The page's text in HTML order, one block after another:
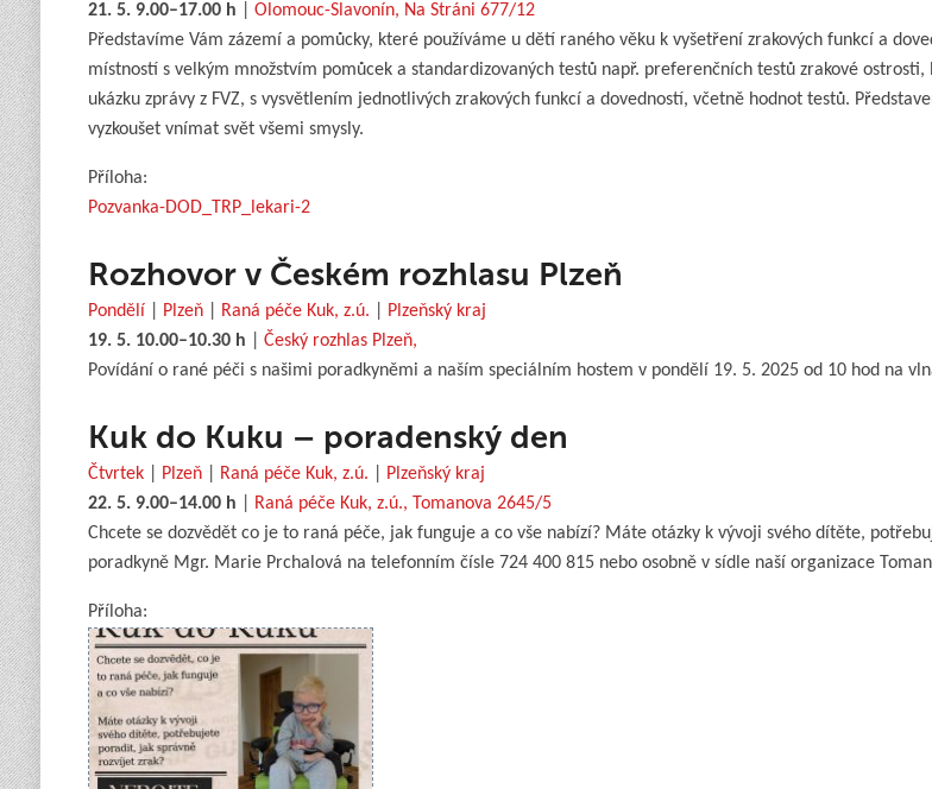
21. 5. 9.00–17.00 h
Olomouc-Slavonín, Na Stráni 677/12
Představíme Vám zázemí a pomůcky, které používáme u dětí raného věku k vyšetření zrakových funkcí a
místností s velkým množstvím pomůcek a standardizovaných testů např. preferenčních testů zrakové
ukázku zprávy z FVZ, s vysvětlením jednotlivých zrakových funkcí a dovedností, včetně hodnot testů.
vyzkoušet vnímat svět všemi smysly.
Příloha:
Pozvanka-DOD_TRP_lekari-2
Rozhovor v Českém rozhlasu Plzeň
Pondělí Plzeň| Raná péče Kuk, z.ú.
Plzeňský kraj
19. 5. 10.00–10.30 h
Český rozhlas Plzeň,
Povídání o rané péči s našimi poradkyněmi a naším speciálním hostem v pondělí 19. 5. 2025 od 10 hod na
Kuk do Kuku – poradenský den
Čtvrtek| Plzeň| Raná péče Kuk, z.ú.
Plzeňský kraj
22. 5. 9.00–14.00 h
Raná péče Kuk, z.ú., Tomanova 2645/5
Chcete se dozvědět co je to raná péče, jak funguje a co vše nabízí? Máte otázky k vývoji svého dítěte,
poradkyně Mgr. Marie Prchalová na telefonním čísle 724 400 815 nebo osobně v sídle naší organizace
Příloha: